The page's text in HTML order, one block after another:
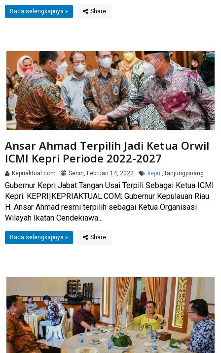
Baca selengkapnya »
Ansar Ahmad Terpilih Jadi Ketua Orwil
ICMI Kepri Periode 2022-2027
Kepriaktual.com Senin, Februari 14, 2022 kepri tanjungpinang
Gubernur Kepri Jabat Tangan Usai Terpili Sebagai Ketua ICMI
Kepri. KEPRI|KEPRIAKTUAL.COM: Gubernur Kepulauan Riau
H. Ansar Ahmad resmi terpilih sebagai Ketua Organisasi
Wilayah Ikatan Cendekiawa...
Baca selengkapnya »